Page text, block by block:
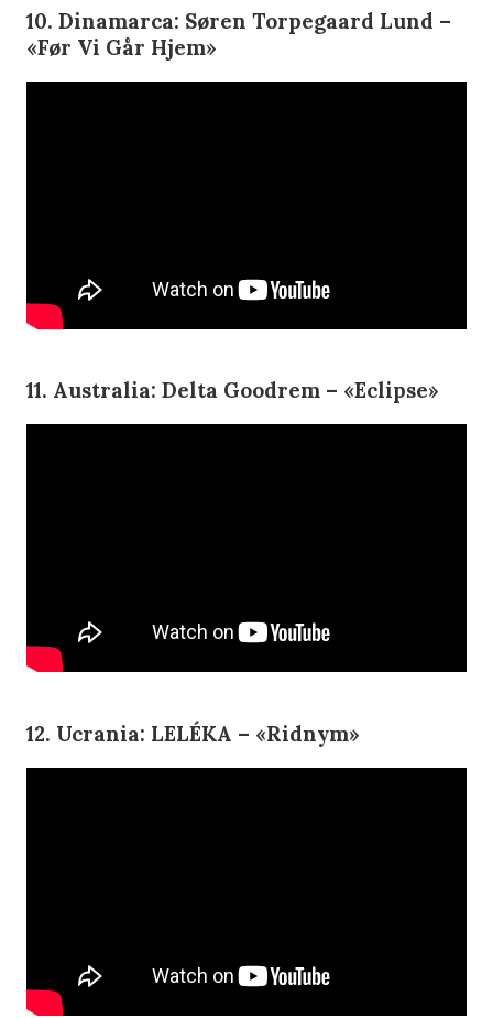
10. Dinamarca: Søren Torpegaard Lund –
«Før Vi Går Hjem»
11. Australia: Delta Goodrem – «Eclipse»
12. Ucrania: LELÉKA – «Ridnym»